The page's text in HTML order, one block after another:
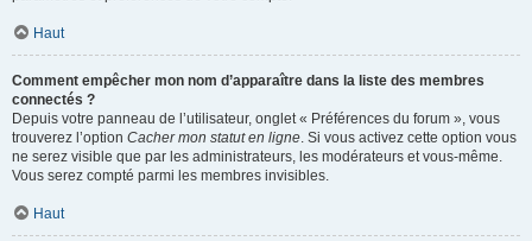
Haut
Comment empêcher mon nom d’apparaître dans la liste des membres
connectés ?
Depuis votre panneau de l’utilisateur, onglet « Préférences du forum », vous
trouverez l’option Cacher mon statut en ligne. Si vous activez cette option vous
ne serez visible que par les administrateurs, les modérateurs et vous-même.
Vous serez compté parmi les membres invisibles.
Haut